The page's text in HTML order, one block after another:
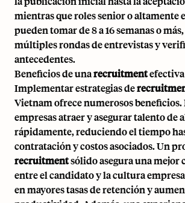
mientras que roles senior o altamente
pueden tomar de 8 a 16 semanas o
múltiples rondas de entrevistas y
antecedentes.
Beneficios de unarecruitmentefectiva
Implementar estrategias de
Vietnam ofrece numerosos beneficios.
empresas atraer y asegurar talento de
rápidamente, reduciendo el tiempo
contratación y costos asociados. Un
recruitmentsólido asegura una
entre el candidato y la cultura
en mayores tasas de retención y